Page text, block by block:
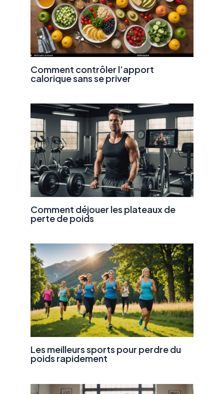
Comment contrôler l’apport
calorique sans se priver
Comment déjouer les plateaux de
perte de poids
Les meilleurs sports pour perdre du
poids rapidement